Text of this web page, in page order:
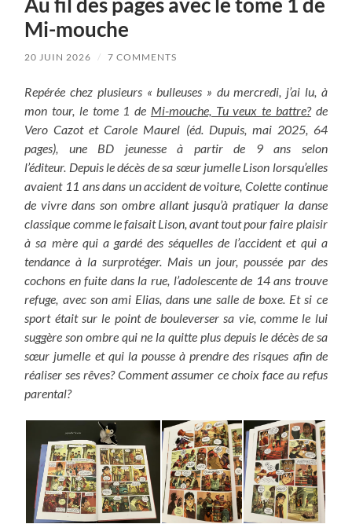
Mi-mouche
20 JUIN 2026 / 7 COMMENTS
Repérée chez plusieurs « bulleuses » du mercredi, j’ai lu, à
mon tour, le tome 1 de Mi-mouche, Tu veux te battre?de
Vero Cazot et Carole Maurel (éd. Dupuis, mai 2025, 64
pages), une BD jeunesse à partir de 9 ans selon
l’éditeur. Depuis le décès de sa sœur jumelle Lison lorsqu’elles
avaient 11 ans dans un accident de voiture, Colette continue
de vivre dans son ombre allant jusqu’à pratiquer la danse
classique comme le faisait Lison, avant tout pour faire plaisir
à sa mère qui a gardé des séquelles de l’accident et qui a
tendance à la surprotéger. Mais un jour, poussée par des
cochons en fuite dans la rue, l’adolescente de 14 ans trouve
refuge, avec son ami Elias, dans une salle de boxe. Et si ce
sport était sur le point de bouleverser sa vie, comme le lui
suggère son ombre qui ne la quitte plus depuis le décès de sa
sœur jumelle et qui la pousse à prendre des risques afin de
réaliser ses rêves? Comment assumer ce choix face au refus
parental?